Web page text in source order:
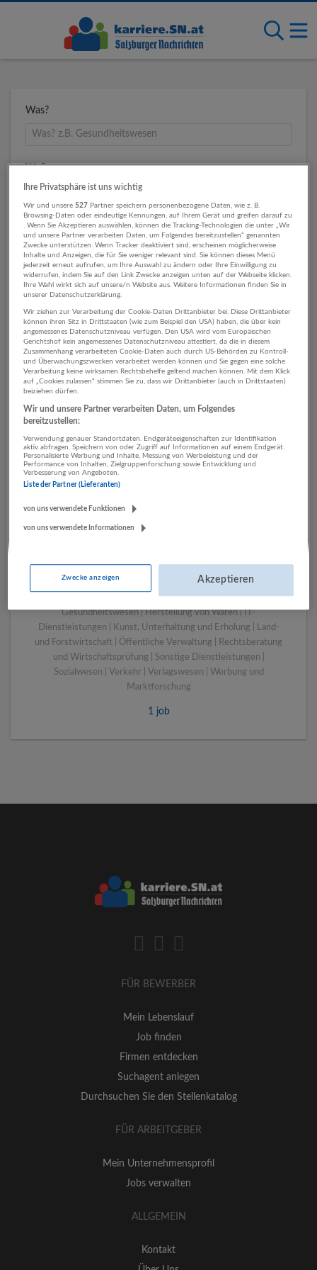
Was?
Wo?
Umkreis
1 Beratung, Consulting
Gesundheitswesen
Unternehmen
Bergheim bei Salzburg
Bau | Beherbergung und Gastronomie | Einzelhandel |
Energieversorgung | Finanz- und Versicherungsleistungen |
Gesundheitswesen | Herstellung von Waren | IT-
Dienstleistungen | Kunst, Unterhaltung und Erholung | Land-
und Forstwirtschaft | Öffentliche Verwaltung | Rechtsberatung
und Wirtschaftsprüfung | Sonstige Dienstleistungen |
Sozialwesen | Verkehr | Verlagswesen | Werbung und
Marktforschung
1 job
FÜR BEWERBER
Mein Lebenslauf
Job finden
Firmen entdecken
Suchagent anlegen
Durchsuchen Sie den Stellenkatalog
FÜR ARBEITGEBER
Mein Unternehmensprofil
Jobs verwalten
ALLGEMEIN
Kontakt
Ihre Privatsphäre ist uns wichtig
Wir und unsere527 Partner speichern personenbezogene Daten, wie z. B.
Browsing-Daten oder eindeutige Kennungen, auf Ihrem Gerät und greifen darauf zu
. Wenn Sie Akzeptieren auswählen, können die Tracking-Technologien die unter „Wir
und unsere Partner verarbeiten Daten, um Folgendes bereitzustellen“ genannten
Zwecke unterstützen. Wenn Tracker deaktiviert sind, erscheinen möglicherweise
Inhalte und Anzeigen, die für Sie weniger relevant sind. Sie können dieses Menü
jederzeit erneut aufrufen, um Ihre Auswahl zu ändern oder Ihre Einwilligung zu
widerrufen, indem Sie auf den Link Zwecke anzeigen unten auf der Webseite klicken.
Ihre Wahl wirkt sich auf unsere/n Website aus. Weitere Informationen finden Sie in
unserer Datenschutzerklärung.
Wir ziehen zur Verarbeitung der Cookie-Daten Drittanbieter bei. Diese Drittanbieter
können ihren Sitz in Drittstaaten (wie zum Beispiel den USA) haben, die über kein
angemessenes Datenschutzniveau verfügen. Den USA wird vom Europäischen
Gerichtshof kein angemessenes Datenschutzniveau attestiert, da die in diesem
Zusammenhang verarbeiteten Cookie-Daten auch durch US-Behörden zu Kontroll-
und Überwachungszwecken verarbeitet werden können und Sie gegen eine solche
Verarbeitung keine wirksamen Rechtsbehelfe geltend machen können. Mit dem Klick
auf „Cookies zulassen“ stimmen Sie zu, dass wir Drittanbieter (auch in Drittstaaten)
beiziehen dürfen.
Wir und unsere Partner verarbeiten Daten, um Folgendes
bereitzustellen:
Verwendung genauer Standortdaten. Endgeräteeigenschaften zur Identifikation
aktiv abfragen. Speichern von oder Zugriff auf Informationen auf einem Endgerät.
Personalisierte Werbung und Inhalte, Messung von Werbeleistung und der
Performance von Inhalten, Zielgruppenforschung sowie Entwicklung und
Verbesserung von Angeboten.
Liste der Partner (Lieferanten)
von uns verwendete Funktionen
von uns verwendete Informationen
Zwecke anzeigen Akzeptieren